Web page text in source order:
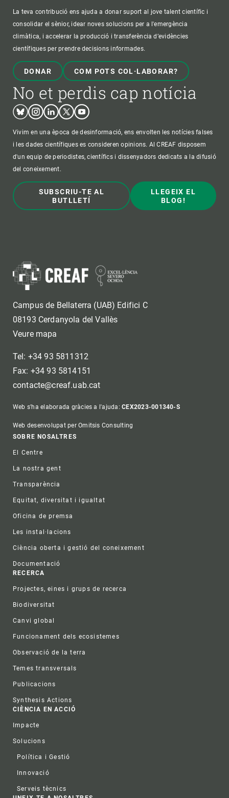
La teva contribució ens ajuda a donar suport al jove talent científic i
consolidar el sènior, idear noves solucions per a l'emergència
climàtica, i accelerar la producció i transferència d’evidències
científiques per prendre decisions informades.
DONAR COM POTS COL·LABORAR?
No et perdis cap notícia
BlueskyInstagram
LinkedinTwitterYoutube
Vivim en una època de desinformació, ens envolten les notícies falses
i les dades científiques es consideren opinions. Al CREAF disposem
d'un equip de periodistes, científics i dissenyadors dedicats a la difusió
del coneixement.
SUBSCRIU-TE AL
BUTLLETÍ
LLEGEIX EL
BLOG!
Campus de Bellaterra (UAB) Edifici C
08193 Cerdanyola del Vallès
Veure mapa
Tel: +34 93 5811312
Fax: +34 93 5814151
contacte@creaf.uab.cat
Web s'ha elaborada gràcies a l'ajuda:CEX2023-001340-S
Web desenvolupat per Omitsis Consulting
Footer
SOBRE NOSALTRES
El Centre
La nostra gent
Transparència
Equitat, diversitat i igualtat
Oficina de premsa
Les instal·lacions
Ciència oberta i gestió del coneixement
Documentació
RECERCA
Projectes, eines i grups de recerca
Biodiversitat
Canvi global
Funcionament dels ecosistemes
Observació de la terra
Temes transversals
Publicacions
Synthesis Actions
CIÈNCIA EN ACCIÓ
Impacte
Solucions
Política i Gestió
Innovació
Serveis tècnics